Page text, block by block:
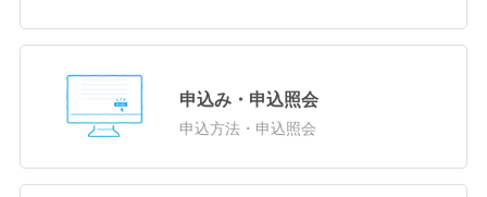
申込み・申込照会
申込方法・申込照会